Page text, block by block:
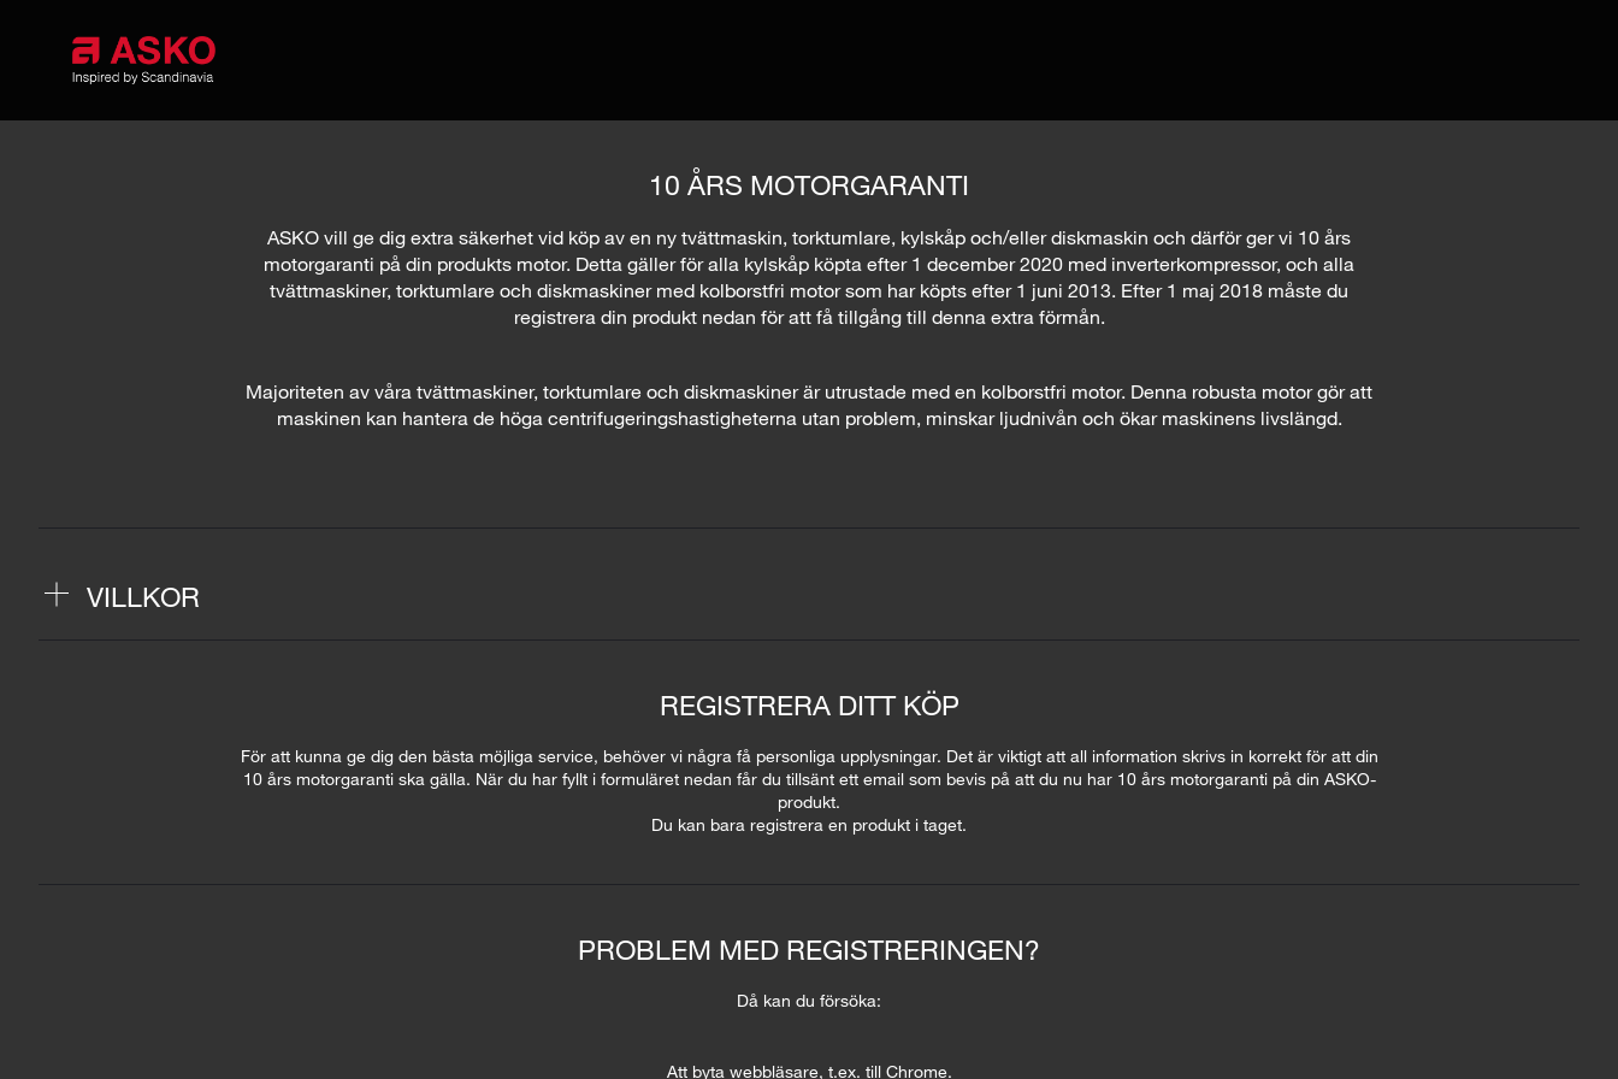
10 ÅRS MOTORGARANTI
ASKO vill ge dig extra säkerhet vid köp av en ny tvättmaskin, torktumlare, kylskåp och/eller diskmaskin och därför ger vi 10 års
motorgaranti på din produkts motor. Detta gäller för alla kylskåp köpta efter 1 december 2020 med inverterkompressor, och alla
tvättmaskiner, torktumlare och diskmaskiner med kolborstfri motor som har köpts efter 1 juni 2013. Efter 1 maj 2018 måste du
registrera din produkt nedan för att få tillgång till denna extra förmån.
Majoriteten av våra tvättmaskiner, torktumlare och diskmaskiner är utrustade med en kolborstfri motor. Denna robusta motor gör att
maskinen kan hantera de höga centrifugeringshastigheterna utan problem, minskar ljudnivån och ökar maskinens livslängd.
VILLKOR
REGISTRERA DITT KÖP
För att kunna ge dig den bästa möjliga service, behöver vi några få personliga upplysningar. Det är viktigt att all information skrivs in korrekt för att din
10 års motorgaranti ska gälla. När du har fyllt i formuläret nedan får du tillsänt ett email som bevis på att du nu har 10 års motorgaranti på din ASKO-
produkt.
Du kan bara registrera en produkt i taget.
PROBLEM MED REGISTRERINGEN?
Då kan du försöka:
Att byta webbläsare, t.ex. till Chrome.